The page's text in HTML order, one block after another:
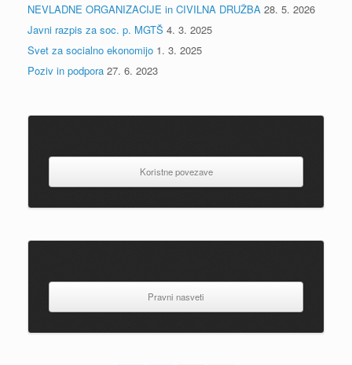
NEVLADNE ORGANIZACIJE in CIVILNA DRUŽBA 28. 5. 2026
Javni razpis za soc. p. MGTŠ 4. 3. 2025
Svet za socialno ekonomijo 1. 3. 2025
Poziv in podpora 27. 6. 2023
Koristne povezave
Pravni nasveti